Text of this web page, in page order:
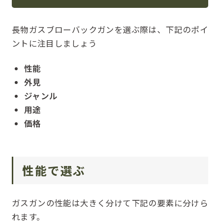
長物ガスブローバックガンを選ぶ際は、下記のポイ
ントに注目しましょう
性能
外見
ジャンル
用途
価格
性能で選ぶ
ガスガンの性能は大きく分けて下記の要素に分けら
れます。